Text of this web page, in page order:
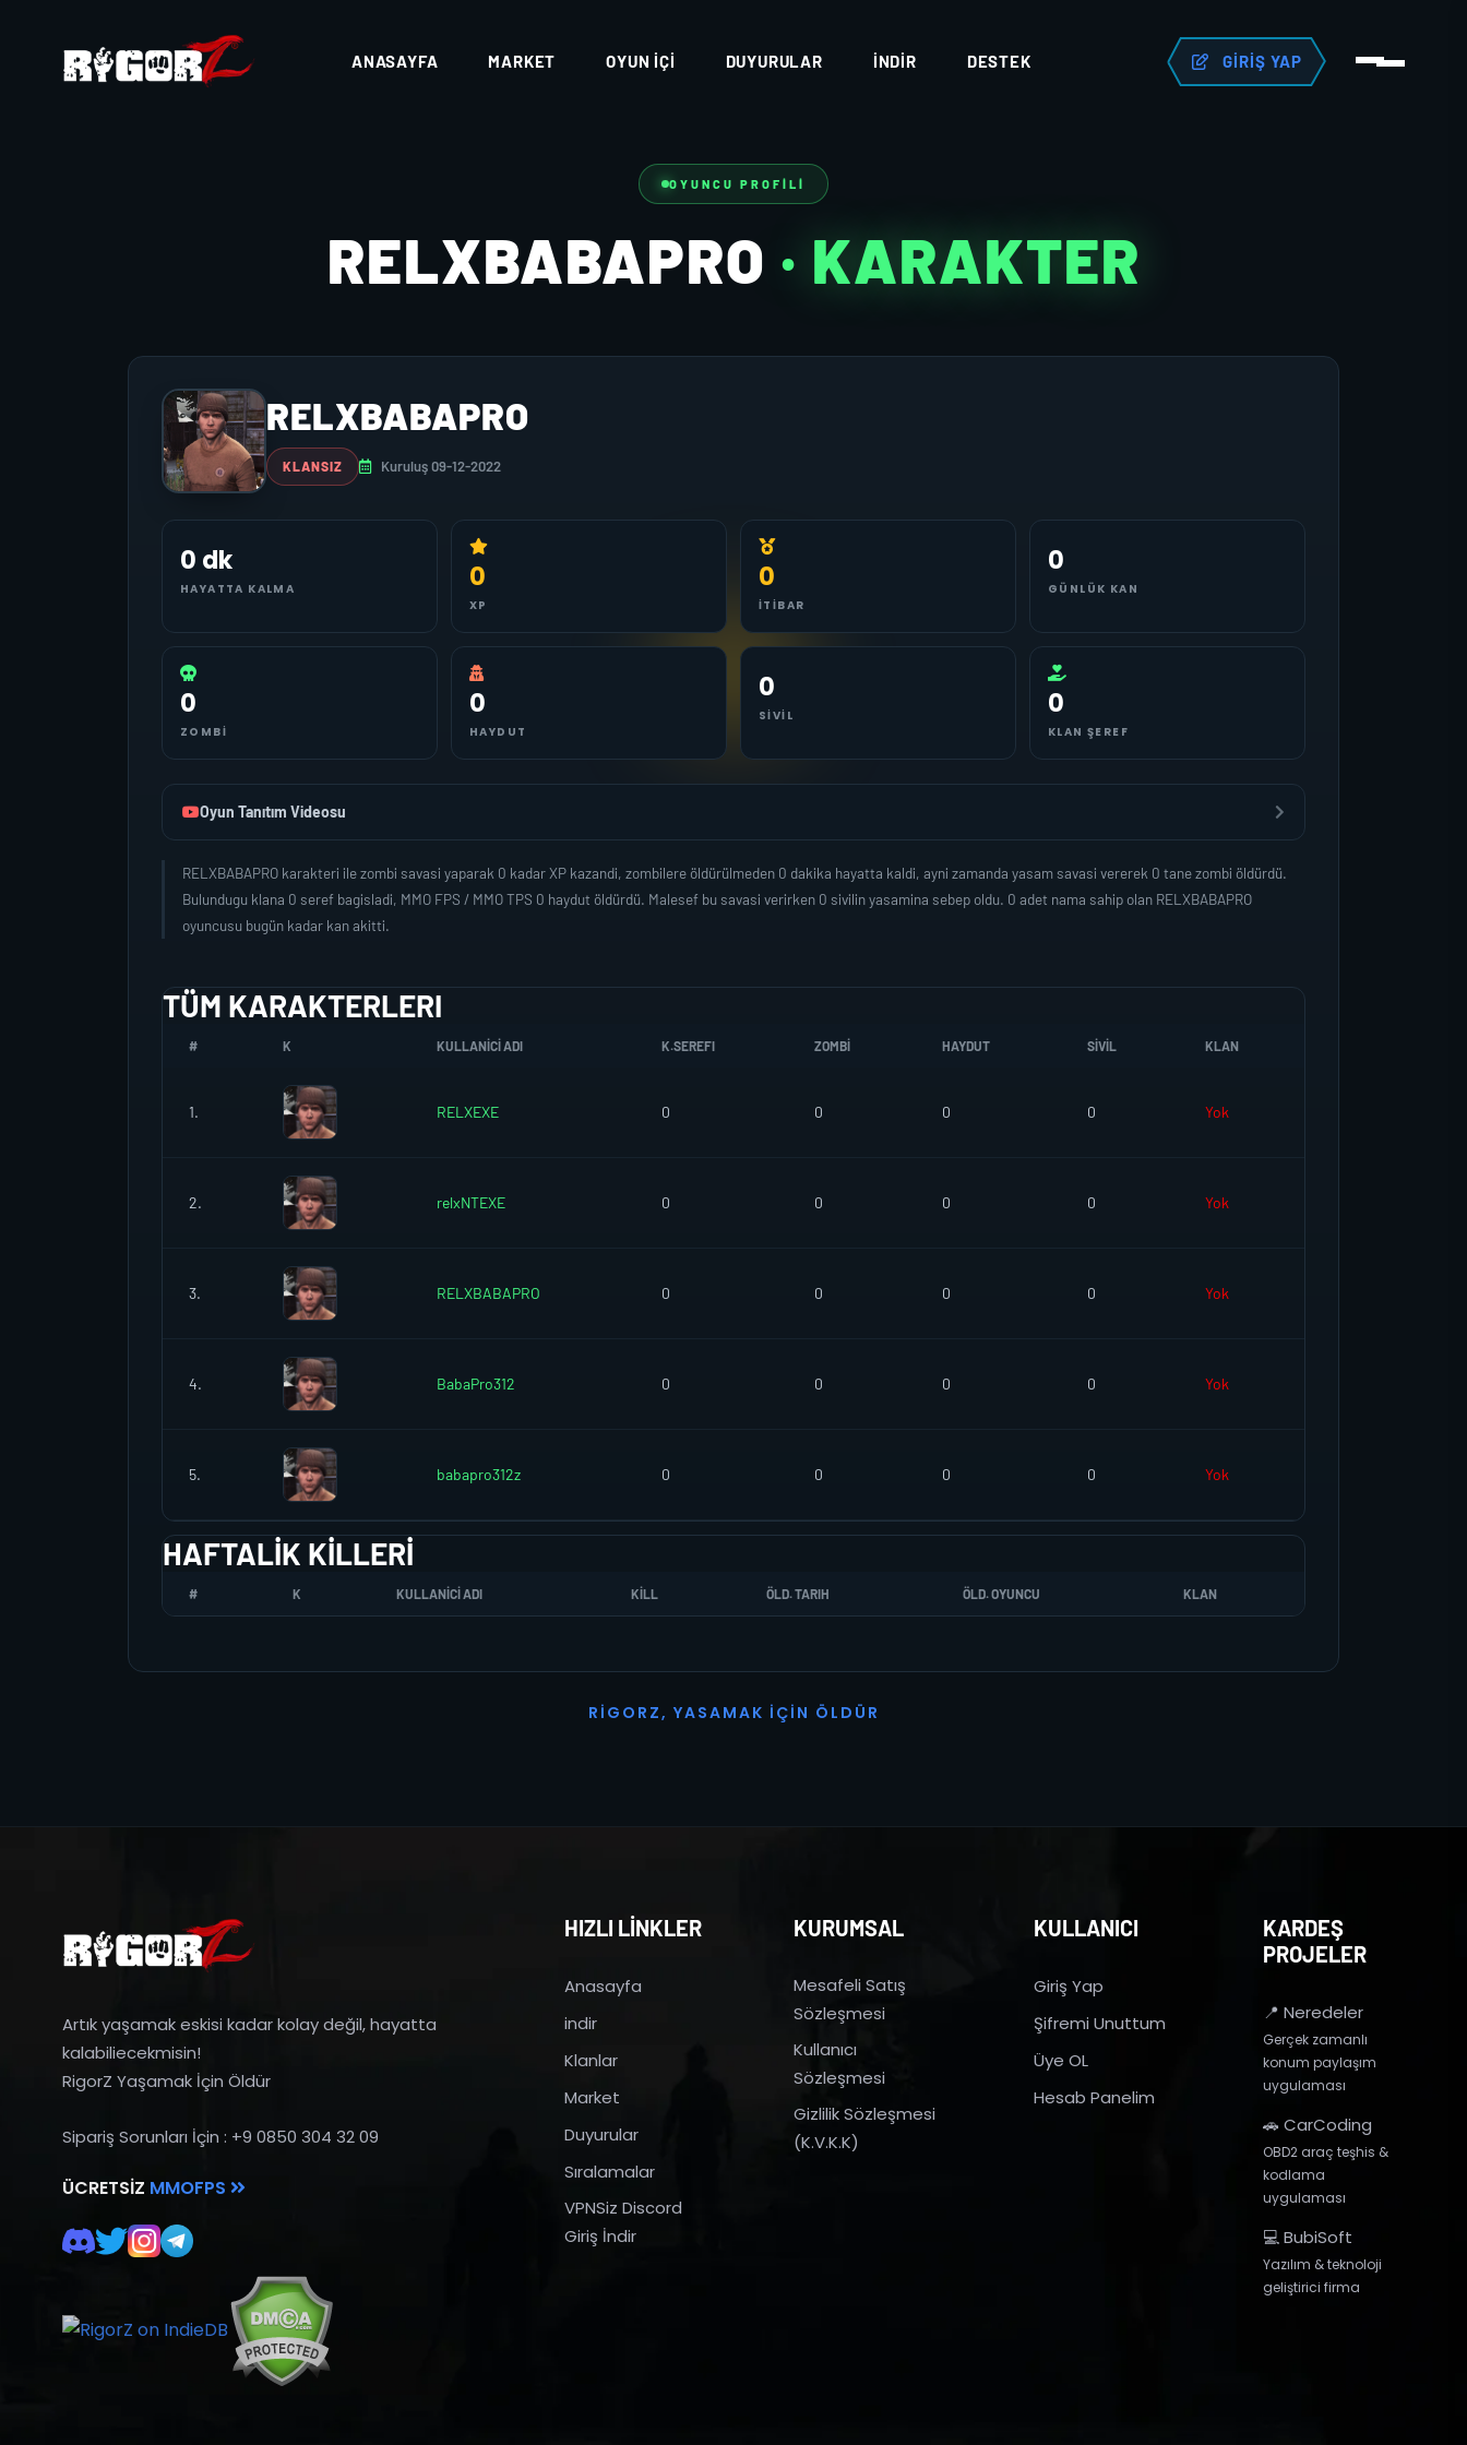
ANASAYFA MARKET OYUN İÇI DUYURULAR İNDIR DESTEK GIRIŞ YAP
OYUNCU PROFILI
RELXBABAPRO · KARAKTER
RELXBABAPRO
KLANSIZ Kuruluş 09-12-2022
0 dk
HAYATTA KALMA 0
XP
0
İTIBAR
0
GÜNLÜK KAN
0
ZOMBI
0
HAYDUT
0
SIVIL 0
KLAN ŞEREF
Oyun Tanıtım Videosu
RELXBABAPRO karakteri ile zombi savasi yaparak 0 kadar XP kazandi, zombilere öldürülmeden 0 dakika hayatta kaldi, ayni zamanda yasam savasi vererek 0 tane zombi öldürdü.
Bulundugu klana 0 seref bagisladi, MMO FPS / MMO TPS 0 haydut öldürdü. Malesef bu savasi verirken 0 sivilin yasamina sebep oldu. 0 adet nama sahip olan RELXBABAPRO
oyuncusu bugün kadar kan akitti.
TÜM KARAKTERLERI
# K KULLANICI ADI K.SEREFI ZOMBI HAYDUT SIVIL KLAN
1. RELXEXE 0 0 0 0 Yok
2. relxNTEXE 0 0 0 0 Yok
3. RELXBABAPRO 0 0 0 0 Yok
4. BabaPro312 0 0 0 0 Yok
5. babapro312z 0 0 0 0 Yok
HAFTALIK KILLERI
# K KULLANICI ADI KILL ÖLD. TARIH ÖLD. OYUNCU KLAN
R I G O R Z, YASAMAK İ ÇI N Ö L D Ü R
Artık yaşamak eskisi kadar kolay değil, hayatta
kalabiliecekmisin!
RigorZ Yaşamak İçin Öldür
Sipariş Sorunları İçin : +9 0850 304 32 09
ÜCRETSIZ MMOFPS
HIZLI LİNKLER
Anasayfa
indir
Klanlar
Market
Duyurular
Sıralamalar
VPNSiz Discord
Giriş İndir
KURUMSAL
Mesafeli Satış
Sözleşmesi
Kullanıcı
Sözleşmesi
Gizlilik Sözleşmesi
(K.V.K.K)
KULLANICI
Giriş Yap
Şifremi Unuttum
Üye OL
Hesab Panelim
KARDEŞ
PROJELER
📍 Neredeler
Gerçek zamanlı
konum paylaşım
uygulaması
🚗 CarCoding
OBD2 araç teşhis &
kodlama
uygulaması
💻 BubiSoft
Yazılım & teknoloji
geliştirici firma